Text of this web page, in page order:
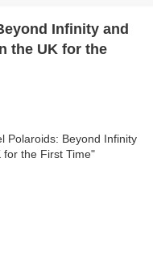
Infinity and
the UK for the